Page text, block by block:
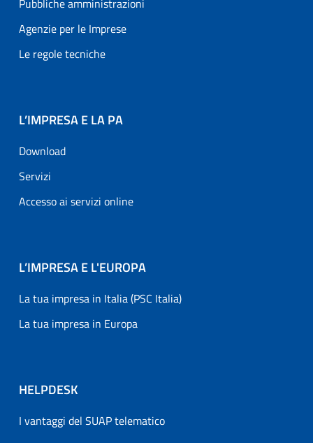
Pubbliche amministrazioni
Agenzie per le Imprese
Le regole tecniche
L’IMPRESA E LA PA
Download
Servizi
Accesso ai servizi online
L’IMPRESA E L'EUROPA
La tua impresa in Italia (PSC Italia)
La tua impresa in Europa
HELPDESK
I vantaggi del SUAP telematico